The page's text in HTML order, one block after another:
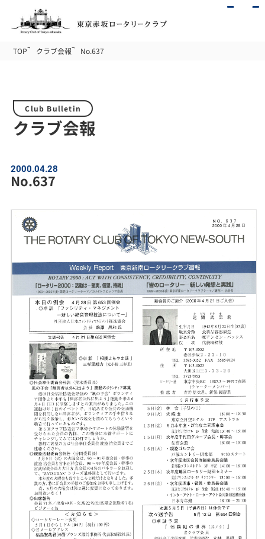
TOP クラブ会報 No.637
Club Bulletin
クラブ会報
2000.04.28
No.637